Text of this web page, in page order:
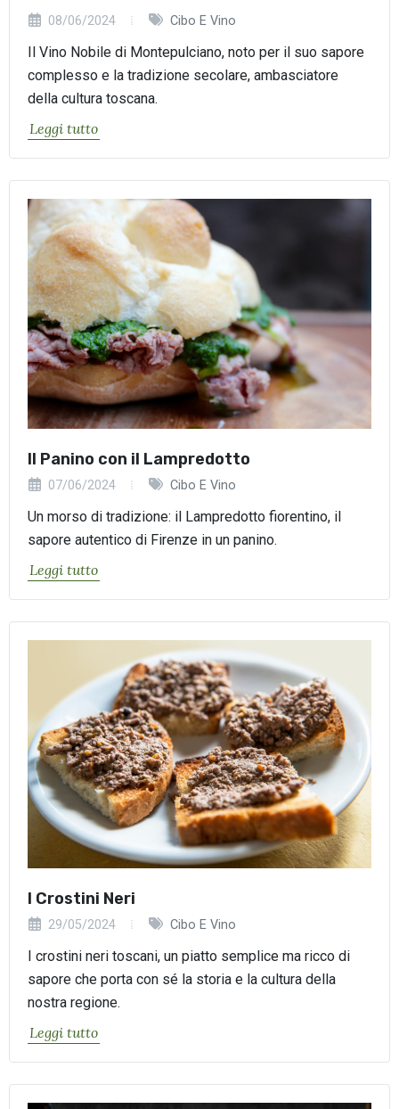
08/06/2024 Cibo E Vino
Il Vino Nobile di Montepulciano, noto per il suo sapore
complesso e la tradizione secolare, ambasciatore
della cultura toscana.
Leggi tutto
Il Panino con il Lampredotto
07/06/2024 Cibo E Vino
Un morso di tradizione: il Lampredotto fiorentino, il
sapore autentico di Firenze in un panino.
Leggi tutto
I Crostini Neri
29/05/2024 Cibo E Vino
I crostini neri toscani, un piatto semplice ma ricco di
sapore che porta con sé la storia e la cultura della
nostra regione.
Leggi tutto